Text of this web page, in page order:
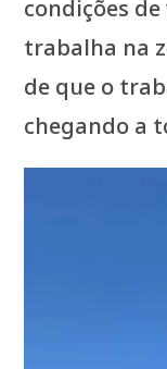
condições
trabalha na
de que o
chegando a